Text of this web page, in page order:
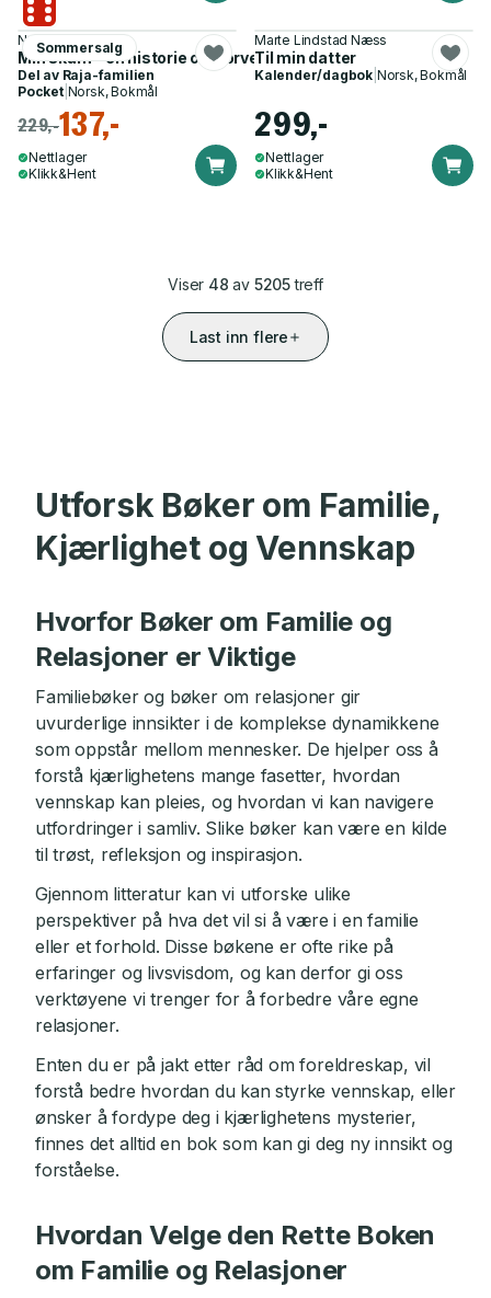
Sommersalg
Nadia Ansar
Min skam - en historie om forventninger og løsrivelse
Del av Raja-familien
Pocket| Norsk, Bokmål
229,-137,-
Nettlager
Klikk&Hent
Marte Lindstad Næss
Til min datter
Kalender/dagbok Norsk, Bokmål
299,-
Nettlager
Klikk&Hent
Viser 48 av 5205treff
Last inn flere
Utforsk Bøker om Familie,
Kjærlighet og Vennskap
Hvorfor Bøker om Familie og
Relasjoner er Viktige
Familiebøker og bøker om relasjoner gir
uvurderlige innsikter i de komplekse dynamikkene
som oppstår mellom mennesker. De hjelper oss å
forstå kjærlighetens mange fasetter, hvordan
vennskap kan pleies, og hvordan vi kan navigere
utfordringer i samliv. Slike bøker kan være en kilde
til trøst, refleksjon og inspirasjon.
Gjennom litteratur kan vi utforske ulike
perspektiver på hva det vil si å være i en familie
eller et forhold. Disse bøkene er ofte rike på
erfaringer og livsvisdom, og kan derfor gi oss
verktøyene vi trenger for å forbedre våre egne
relasjoner.
Enten du er på jakt etter råd om foreldreskap, vil
forstå bedre hvordan du kan styrke vennskap, eller
ønsker å fordype deg i kjærlighetens mysterier,
finnes det alltid en bok som kan gi deg ny innsikt og
forståelse.
Hvordan Velge den Rette Boken
om Familie og Relasjoner